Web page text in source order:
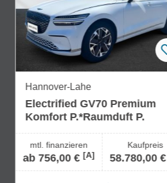
Hannover-Lahe
Electrified GV70 Premium
Komfort P.*Raumduft P.
mtl. finanzieren
ab 756,00 € [A]
Kaufpreis
58.780,00 €